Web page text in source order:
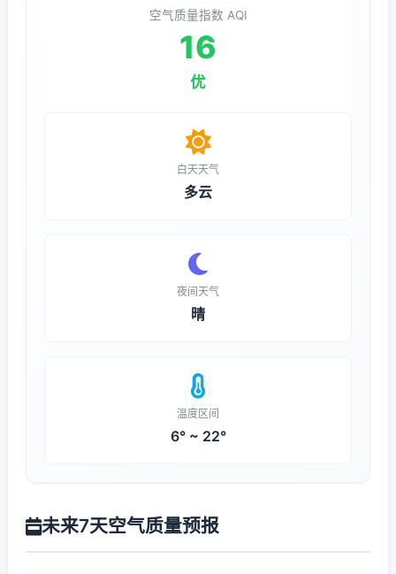
空气质量指数 AQI
16
优
白天天气
多云
夜间天气
晴
温度区间
6° ~ 22°
未来7天空气质量预报